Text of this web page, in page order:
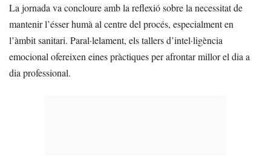
La jornada va concloure amb la reflexió sobre la necessitat de
mantenir l’ésser humà al centre del procés, especialment en
l’àmbit sanitari. Paral·lelament, els tallers d’intel·ligència
emocional ofereixen eines pràctiques per afrontar millor el dia a
dia professional.